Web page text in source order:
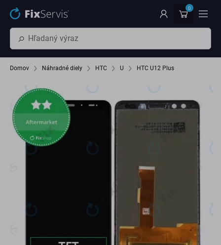
Preskočiť na hlavný obsah 0
Domov Náhradné diely HTC U HTC U12 Plus